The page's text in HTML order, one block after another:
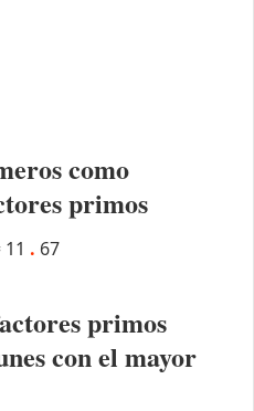
como
primos
11 . 67
primos
con el mayor